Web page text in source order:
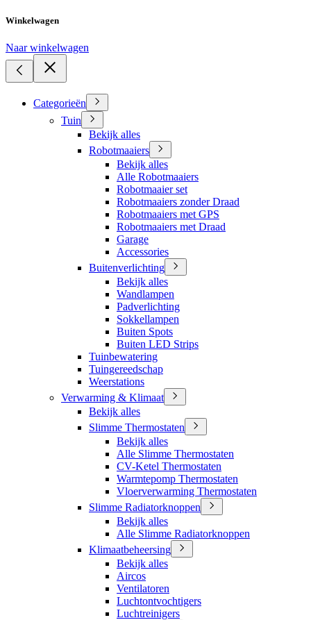
Winkelwagen
Naar winkelwagen
Categorieën
Tuin
Bekijk alles
Robotmaaiers
Bekijk alles
Alle Robotmaaiers
Robotmaaier set
Robotmaaiers zonder Draad
Robotmaaiers met GPS
Robotmaaiers met Draad
Garage
Accessories
Buitenverlichting
Bekijk alles
Wandlampen
Padverlichting
Sokkellampen
Buiten Spots
Buiten LED Strips
Tuinbewatering
Tuingereedschap
Weerstations
Verwarming & Klimaat
Bekijk alles
Slimme Thermostaten
Bekijk alles
Alle Slimme Thermostaten
CV-Ketel Thermostaten
Warmtepomp Thermostaten
Vloerverwarming Thermostaten
Slimme Radiatorknoppen
Bekijk alles
Alle Slimme Radiatorknoppen
Klimaatbeheersing
Bekijk alles
Aircos
Ventilatoren
Luchtontvochtigers
Luchtreinigers